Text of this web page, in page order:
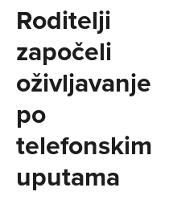
Roditelji
započeli
oživljavanje
po
telefonskim
uputama